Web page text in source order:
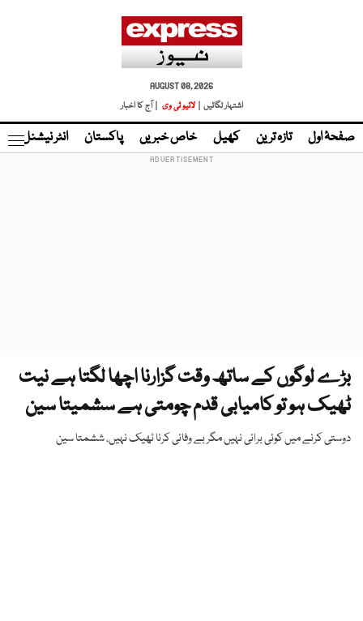
AUGUST 08, 2026
اشتہار لگائیں |
لائیو ٹی وی | آج کا اخبار
صفحۂ اول تازہ ترین کھیل خاص خبریں پاکستان انٹر نیشنل
بڑے لوگوں کے ساتھ وقت گزارنا اچھا لگتا ہے نیت
ٹھیک ہو تو کامیابی قدم چومتی ہے سشمیتا سین
دوستی کرنے میں کوئی برائی نہیں مگر بے وفائی کرنا ٹھیک نہیں، ششمتا سین